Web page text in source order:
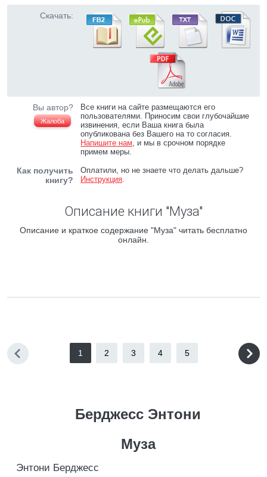
Скачать:
Вы автор?
Жалоба
Все книги на сайте размещаются его
пользователями. Приносим свои глубочайшие
извинения, если Ваша книга была
опубликована без Вашего на то согласия.
Напишите нам, и мы в срочном порядке
примем меры.
Как получить
книгу?
Оплатили, но не знаете что делать дальше?
Инструкция.
Описание книги "Муза"
Описание и краткое содержание "Муза" читать бесплатно
онлайн.
1 2 3 4 5
Берджесс Энтони
Муза
Энтони Берджесс